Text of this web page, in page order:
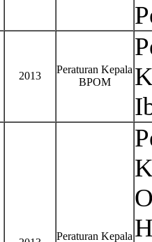
2013
Peraturan Kepala
BPOM
Peraturan Kepala